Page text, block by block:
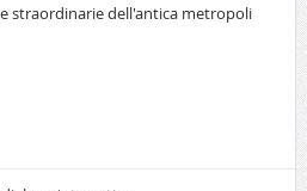
straordinarie dell'antica metropoli